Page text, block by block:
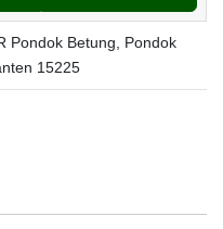
Pondok Betung, Pondok
15225